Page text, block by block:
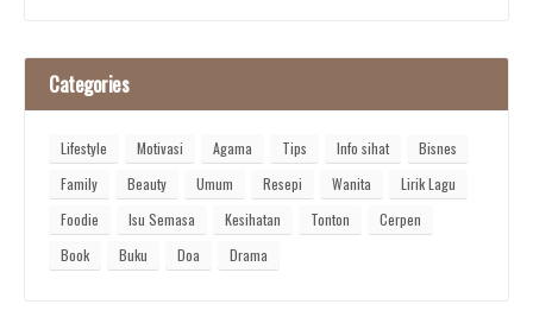
Categories
Lifestyle Motivasi Agama Tips Info sihat
Bisnes
Family
Beauty Umum Resepi Wanita
Lirik Lagu
Foodie
Isu Semasa Kesihatan Tonton
Cerpen
Book
Buku Doa Drama